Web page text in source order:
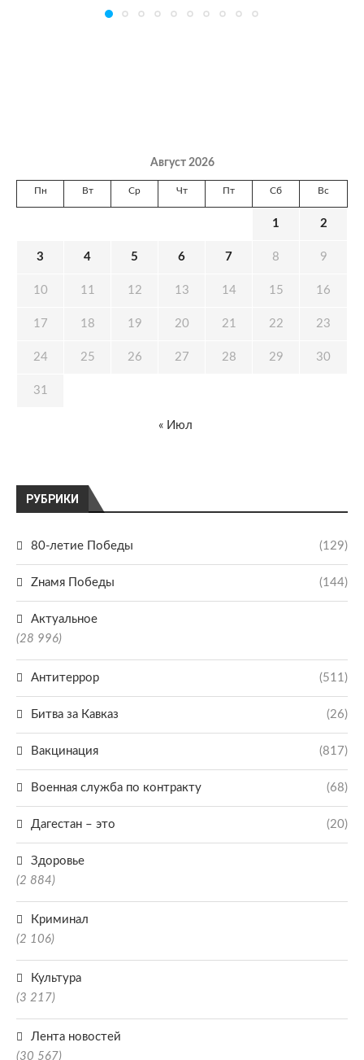
РУБРИКИ
80-летие Победы (129)
Zнамя Победы (144)
Актуальное
(28 996)
Антитеррор (511)
Битва за Кавказ (26)
Вакцинация (817)
Военная служба по контракту (68)
Дагестан – это (20)
Здоровье
(2 884)
Криминал
(2 106)
Культура
(3 217)
Лента новостей
(30 567)
Август 2026
Пн Вт Ср Чт Пт Сб Вс
1 2
3 4 5 6 7 8 9
10 11 12 13 14 15 16
17 18 19 20 21 22 23
24 25 26 27 28 29 30
31
« Июл